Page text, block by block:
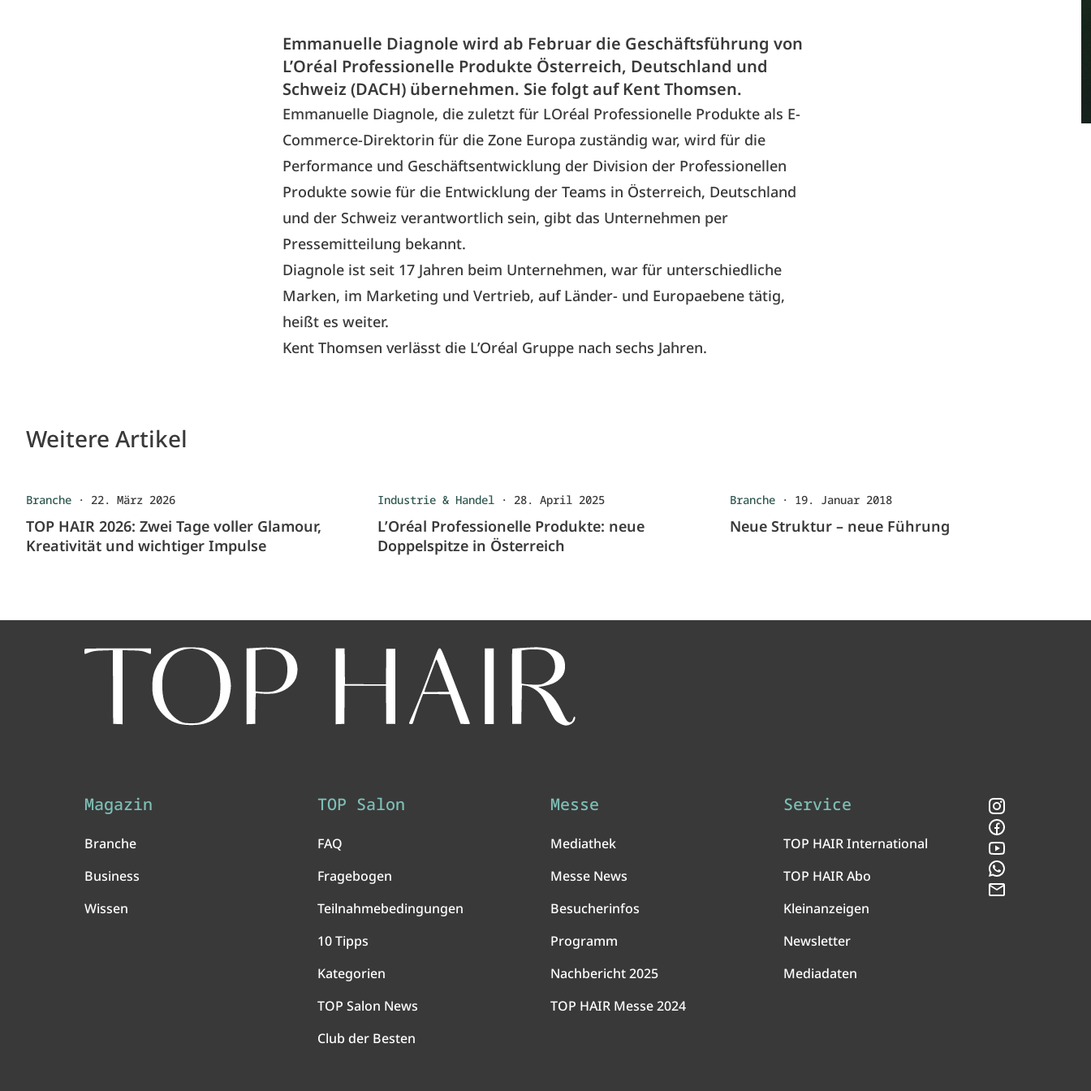
Emmanuelle Diagnole wird ab Februar die Geschäftsführung von
L’Oréal Professionelle Produkte Österreich, Deutschland und
Schweiz (DACH) übernehmen. Sie folgt auf Kent Thomsen.
Emmanuelle Diagnole, die zuletzt für LOréal Professionelle Produkte als E-
Commerce-Direktorin für die Zone Europa zuständig war, wird für die
Performance und Geschäftsentwicklung der Division der Professionellen
Produkte sowie für die Entwicklung der Teams in Österreich, Deutschland
und der Schweiz verantwortlich sein, gibt das Unternehmen per
Pressemitteilung bekannt.
Diagnole ist seit 17 Jahren beim Unternehmen, war für unterschiedliche
Marken, im Marketing und Vertrieb, auf Länder- und Europaebene tätig,
heißt es weiter.
Kent Thomsen verlässt die L’Oréal Gruppe nach sechs Jahren.
Weitere Artikel
Branche · 22. März 2026
TOP HAIR 2026: Zwei Tage voller Glamour,
Kreativität und wichtiger Impulse
Industrie & Handel · 28. April 2025
L’Oréal Professionelle Produkte: neue
Doppelspitze in Österreich
Branche· 19. Januar 2018
Neue Struktur – neue Führung
Magazin
Branche
Business
Wissen
TOP Salon
FAQ
Fragebogen
Teilnahmebedingungen
10 Tipps
Kategorien
TOP Salon News
Club der Besten
Messe
Mediathek
Messe News
Besucherinfos
Programm
Nachbericht 2025
TOP HAIR Messe 2024
Service
TOP HAIR International
TOP HAIR Abo
Kleinanzeigen
Newsletter
Mediadaten